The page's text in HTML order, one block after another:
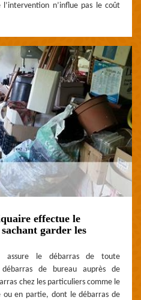
n’influe pas le coût
effectue le
garder les
assure le débarras de toute
de bureau auprès de
chez les particuliers comme le
en partie, dont le débarras de